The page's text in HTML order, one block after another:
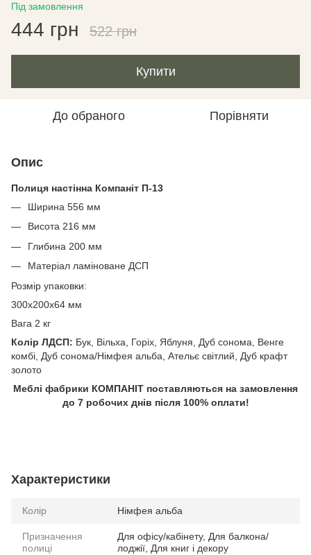
Під замовлення
444 грн 522 грн
Купити
До обраного Порівняти
Опис
Полиця настінна Компаніт П-13
Ширина 556 мм
Висота 216 мм
Глибина 200 мм
Матеріал ламіноване ДСП
Розмір упаковки:
300х200х64 мм
Вага 2 кг
Колір ЛДСП: Бук, Вільха, Горіх, Яблуня, Дуб сонома, Венге
комбі, Дуб сонома/Німфея альба, Ательє світлий, Дуб крафт
золото
Меблі фабрики КОМПАНІТ поставляються на замовлення
до 7 робочих днів після 100% оплати!
Характеристики
Колір Німфея альба
Призначення
полиці
Для офісу/кабінету, Для балкона/
лоджії, Для книг і декору